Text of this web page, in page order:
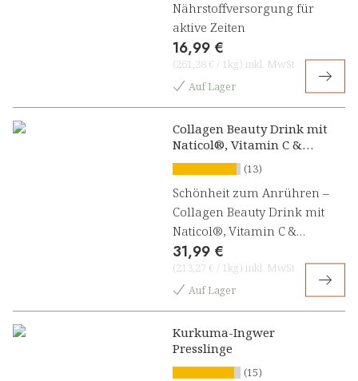
Nährstoffversorgung für
aktive Zeiten
16,99 €
(261,38 € / 1kg) inkl. MwSt
Auf Lager
Collagen Beauty Drink mit
Naticol®, Vitamin C &
Astaxanthin (13)
Schönheit zum Anrühren –
Collagen Beauty Drink mit
Naticol®, Vitamin C &
Astaxanthin
31,99 €
(213,27 € / 1kg) inkl. MwSt
Auf Lager
Kurkuma-Ingwer
Presslinge
(15)